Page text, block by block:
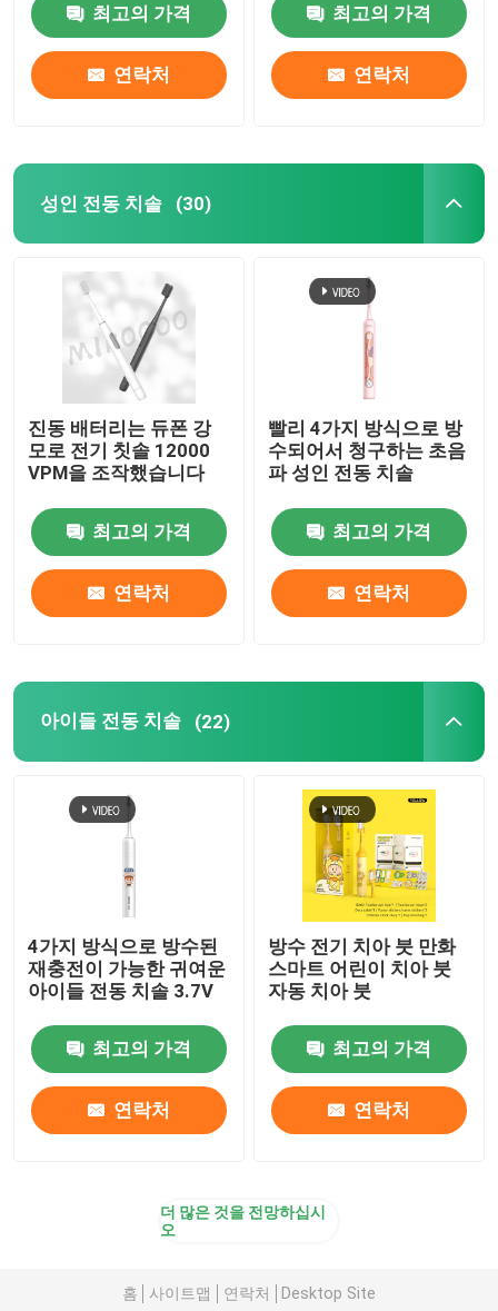
최고의 가격
연락처
최고의 가격
연락처
성인 전동 치솔 (30)
진동 배터리는 듀폰 강
모로 전기 칫솔 12000
VPM을 조작했습니다
최고의 가격
연락처
빨리 4가지 방식으로 방
수되어서 청구하는 초음
파 성인 전동 치솔
최고의 가격
연락처
아이들 전동 치솔 (22)
4가지 방식으로 방수된
재충전이 가능한 귀여운
아이들 전동 치솔 3.7V
최고의 가격
연락처
방수 전기 치아 붓 만화
스마트 어린이 치아 붓
자동 치아 붓
최고의 가격
연락처
더 많은 것을 전망하십시
오
홈 사이트맵 연락처 Desktop Site